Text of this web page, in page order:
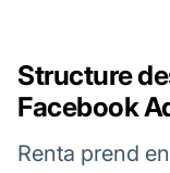
Structure
Facebook
Renta prend